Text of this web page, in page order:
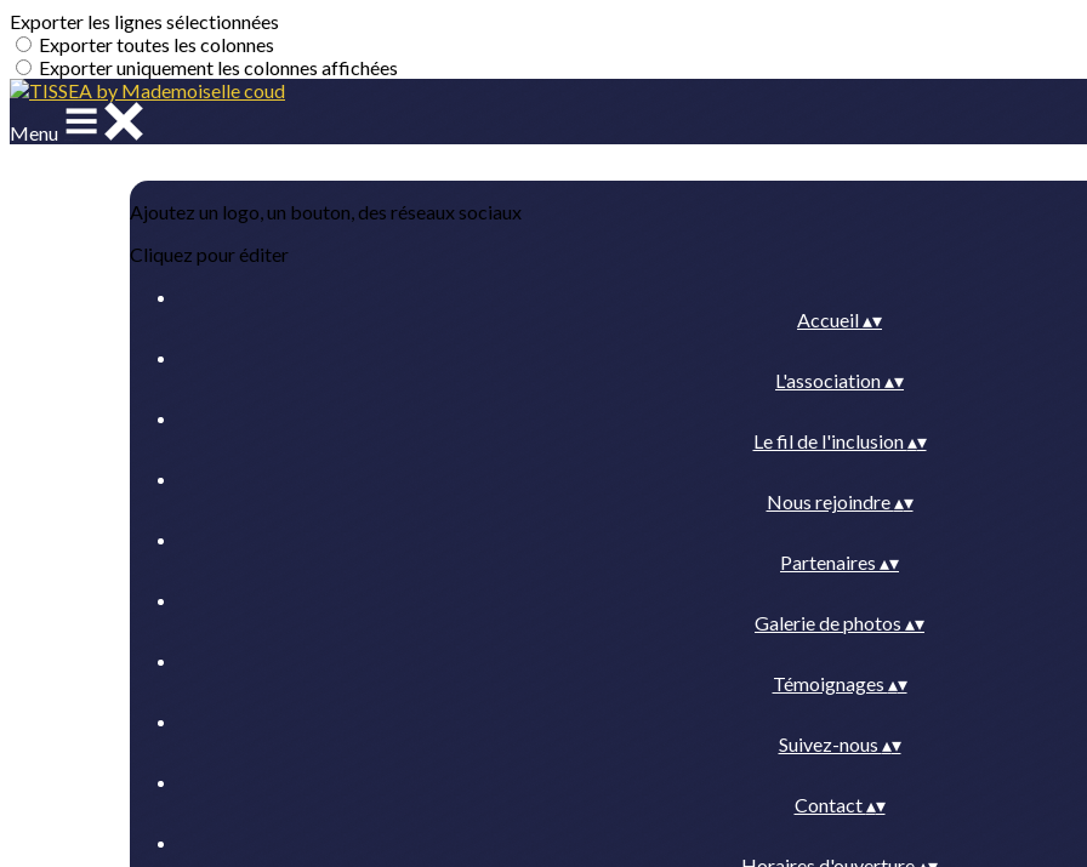
Exporter les lignes sélectionnées
Exporter toutes les colonnes
Exporter uniquement les colonnes affichées
Menu
Ajoutez un logo, un bouton, des réseaux sociaux
Cliquez pour éditer
Accueil▴▾
L'association▴▾
Le fil de l'inclusion▴▾
Nous rejoindre▴▾
Partenaires ▴▾
Galerie de photos ▴▾
Témoignages ▴▾
Suivez-nous ▴▾
Contact▴▾